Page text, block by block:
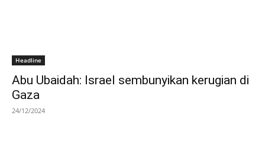
Headline
Abu Ubaidah: Israel sembunyikan kerugian di
Gaza
24/12/2024